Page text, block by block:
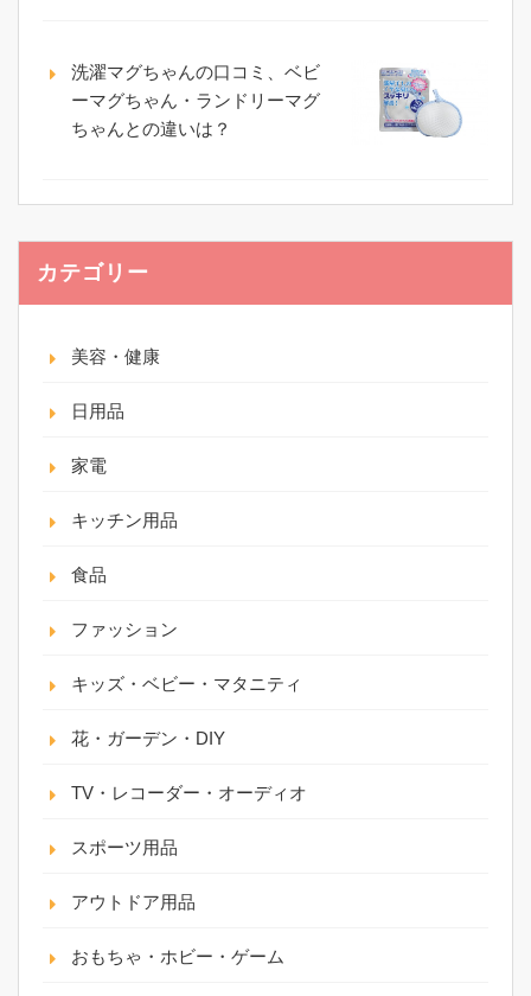
洗濯マグちゃんの口コミ、ベビ
ーマグちゃん・ランドリーマグ
ちゃんとの違いは？
カテゴリー
美容・健康
日用品
家電
キッチン用品
食品
ファッション
キッズ・ベビー・マタニティ
花・ガーデン・DIY
TV・レコーダー・オーディオ
スポーツ用品
アウトドア用品
おもちゃ・ホビー・ゲーム